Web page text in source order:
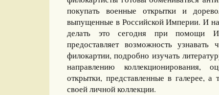
покупать военные открытки и
выпущенные в Российской Империи. И
делать это сегодня при помощи
предоставляет возможность
филокартии, подробно изучать
направлению коллекционирования,
открытки, представленные в галерее, а
своей личной коллекции.